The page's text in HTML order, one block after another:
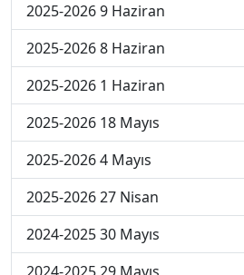
2025-2026 9 Haziran
2025-2026 8 Haziran
2025-2026 1 Haziran
2025-2026 18 Mayıs
2025-2026 4 Mayıs
2025-2026 27 Nisan
2024-2025 30 Mayıs